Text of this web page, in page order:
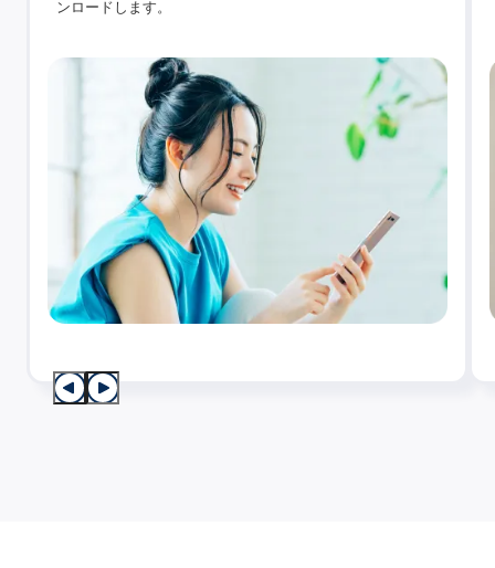
ンロードします。